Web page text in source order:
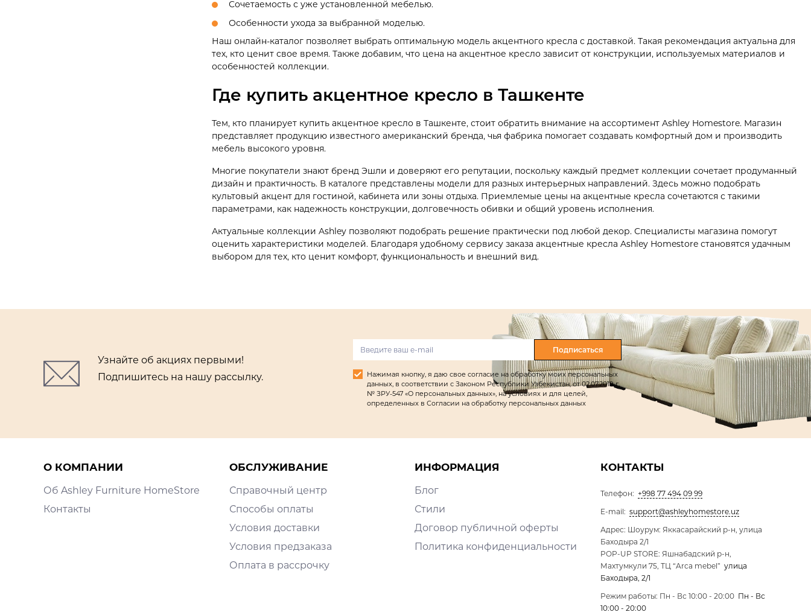
Сочетаемость с уже установленной мебелью.
Особенности ухода за выбранной моделью.
Наш онлайн-каталог позволяет выбрать оптимальную модель акцентного кресла с доставкой. Такая рекомендация актуальна для
тех, кто ценит свое время. Также добавим, что цена на акцентное кресло зависит от конструкции, используемых материалов и
особенностей коллекции.
Где купить акцентное кресло в Ташкенте
Тем, кто планирует купить акцентное кресло в Ташкенте, стоит обратить внимание на ассортимент Ashley Homestore. Магазин
представляет продукцию известного американский бренда, чья фабрика помогает создавать комфортный дом и производить
мебель высокого уровня.
Многие покупатели знают бренд Эшли и доверяют его репутации, поскольку каждый предмет коллекции сочетает продуманный
дизайн и практичность. В каталоге представлены модели для разных интерьерных направлений. Здесь можно подобрать
культовый акцент для гостиной, кабинета или зоны отдыха. Приемлемые цены на акцентные кресла сочетаются с такими
параметрами, как надежность конструкции, долговечность обивки и общий уровень исполнения.
Актуальные коллекции Ashley позволяют подобрать решение практически под любой декор. Специалисты магазина помогут
оценить характеристики моделей. Благодаря удобному сервису заказа акцентные кресла Ashley Homestore становятся удачным
выбором для тех, кто ценит комфорт, функциональность и внешний вид.
Узнайте об акциях первыми!
Подпишитесь на нашу рассылку.
Подписаться
Нажимая кнопку, я даю свое согласие на обработку моих персональных
данных, в соответствии с Законом Республики Узбекистан, от 02.07.2019 г.
№ ЗРУ-547 «О персональных данных», на условиях и для целей,
определенных в Согласии на обработку персональных данных
О КОМПАНИИ
Об Ashley Furniture HomeStore
Контакты
ОБСЛУЖИВАНИЕ
Справочный центр
Способы оплаты
Условия доставки
Условия предзаказа
Оплата в рассрочку
ИНФОРМАЦИЯ
Блог
Стили
Договор публичной оферты
Политика конфиденциальности
КОНТАКТЫ
Телефон: +998 77 494 09 99
E-mail: support@ashleyhomestore.uz
Адрес: Шоурум: Яккасарайский р-н, улица
Баходыра 2/1
POP-UP STORE: Яшнабадский р-н,
Махтумкули 75, ТЦ “Arca mebel” улица
Баходыра, 2/1
Режим работы: Пн - Вс 10:00 - 20:00 Пн - Вс
10:00 - 20:00